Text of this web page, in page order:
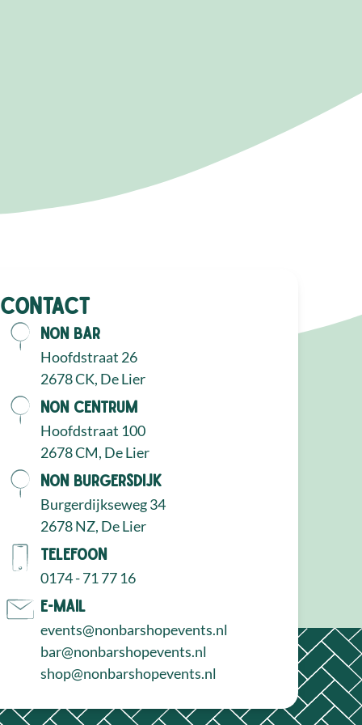
Contact
NON Bar
Hoofdstraat 26
2678 CK, De Lier
NON Centrum
Hoofdstraat 100
2678 CM, De Lier
NON Burgersdijk
Burgerdijkseweg 34
2678 NZ, De Lier
Telefoon
0174 - 71 77 16
E-mail
events@nonbarshopevents.nl
bar@nonbarshopevents.nl
shop@nonbarshopevents.nl